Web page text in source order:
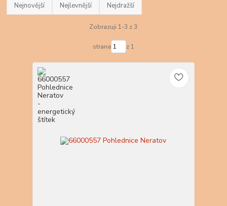
Nejnovější Nejlevnější Nejdražší
Zobrazuji 1-3 z 3
strana z 1